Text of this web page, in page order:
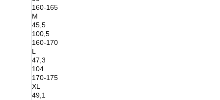
160-165
M
45,5
100,5
160-170
L
47,3
104
170-175
XL
49,1